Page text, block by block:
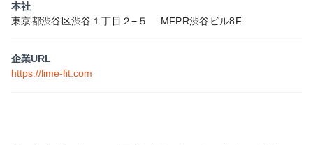
本社
東京都渋谷区渋谷１丁目２−５ MFPR渋谷ビル8F
企業URL
https://lime-fit.com